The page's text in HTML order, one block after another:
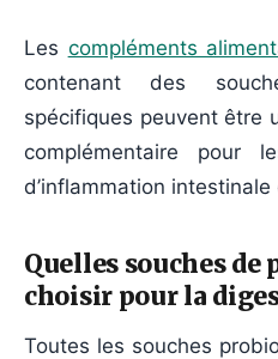
Les compléments
contenant des
spécifiques peuvent être
complémentaire pour
d’inflammation intestinale
Quelles souches
choisir pour la
Toutes les souches